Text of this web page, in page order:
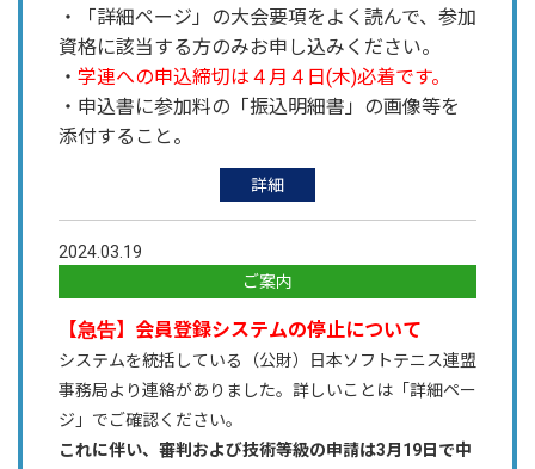
・「詳細ページ」の大会要項をよく読んで、参加
資格に該当する方のみお申し込みください。
・ 学連への申込締切は４月４日(木)必着です。
・申込書に参加料の「振込明細書」の画像等を
添付すること。
詳細
2024.03.19
ご案内
【急告】会員登録システムの停止について
システムを統括している（公財）日本ソフトテニス連盟
事務局より連絡がありました。 詳しいことは「詳細ペー
ジ」でご確認ください。
これに伴い、審判および技術等級の申請は3月19日で中